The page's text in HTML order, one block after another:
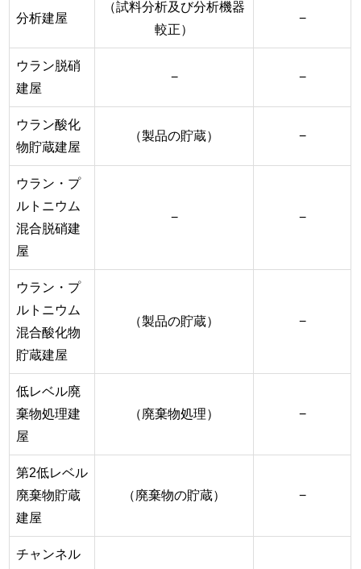
分析建屋
（試料分析及び分析機器
較正）
−
ウラン脱硝
建屋
− −
ウラン酸化
物貯蔵建屋
（製品の貯蔵） −
ウラン・プ
ルトニウム
混合脱硝建
屋
− −
ウラン・プ
ルトニウム
混合酸化物
貯蔵建屋
（製品の貯蔵） −
低レベル廃
棄物処理建
屋
（廃棄物処理） −
第2低レベル
廃棄物貯蔵
建屋
（廃棄物の貯蔵） −
チャンネル